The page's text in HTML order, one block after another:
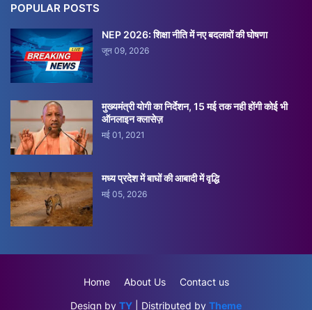
POPULAR POSTS
NEP 2026: शिक्षा नीति में नए बदलावों की घोषणा
जून 09, 2026
मुख्यमंत्री योगी का निर्देशन, 15 मई तक नही होंगी कोई भी
ऑनलाइन क्लासेज़
मई 01, 2021
मध्य प्रदेश में बाघों की आबादी में वृद्धि
मई 05, 2026
Design by TY | Distributed by Theme
Home About Us Contact us